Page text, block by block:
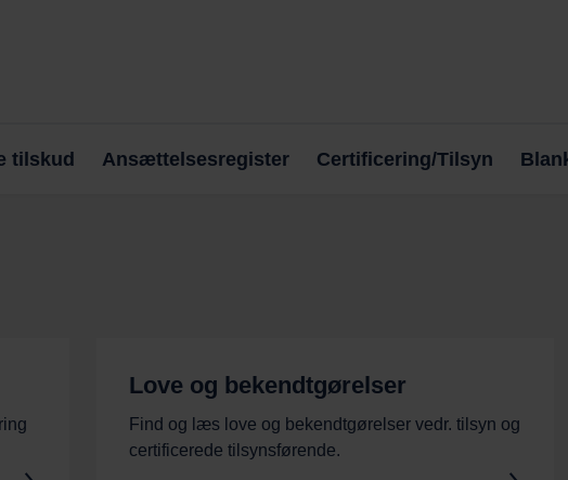
tilskud Ansættelsesregister Certificering/Tilsyn
Love og bekendtgørelser
Find og læs love og bekendtgørelser vedr. tilsyn og
certificerede tilsynsførende.